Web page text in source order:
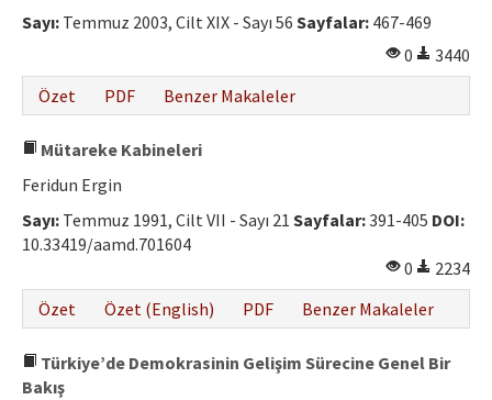
Sayı: Temmuz 2003, Cilt XIX - Sayı 56 Sayfalar: 467-469
0
3440
Özet
PDF Benzer Makaleler
Mütareke Kabineleri
Feridun Ergin
Sayı: Temmuz 1991, Cilt VII - Sayı 21 Sayfalar:391-405 DOI:
10.33419/aamd.701604
0
2234
Özet
Özet (English) PDF Benzer Makaleler
Türkiye’de Demokrasinin Gelişim Sürecine Genel Bir
Bakış